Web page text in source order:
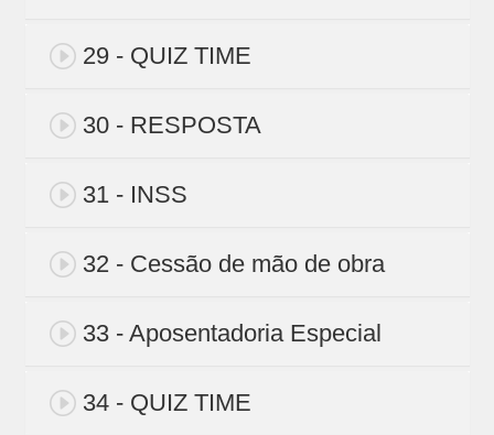
29 - QUIZ TIME
30 - RESPOSTA
31 - INSS
32 - Cessão de mão de obra
33 - Aposentadoria Especial
34 - QUIZ TIME